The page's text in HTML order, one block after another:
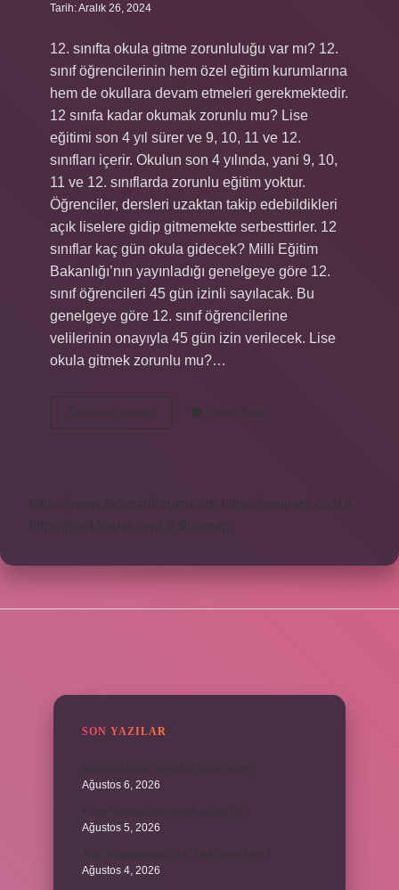
Tarih: Aralık 26, 2024
12. sınıfta okula gitme zorunluluğu var mı? 12.
sınıf öğrencilerinin hem özel eğitim kurumlarına
hem de okullara devam etmeleri gerekmektedir.
12 sınıfa kadar okumak zorunlu mu? Lise
eğitimi son 4 yıl sürer ve 9, 10, 11 ve 12.
sınıfları içerir. Okulun son 4 yılında, yani 9, 10,
11 ve 12. sınıflarda zorunlu eğitim yoktur.
Öğrenciler, dersleri uzaktan takip edebildikleri
açık liselere gidip gitmemekte serbesttirler. 12
sınıflar kaç gün okula gidecek? Milli Eğitim
Bakanlığı’nın yayınladığı genelgeye göre 12.
sınıf öğrencileri 45 gün izinli sayılacak. Bu
genelgeye göre 12. sınıf öğrencilerine
velilerinin onayıyla 45 gün izin verilecek. Lise
okula gitmek zorunlu mu?…
Devamını okuyun
Sınıflar
Yorum Bırak
https://www.teomanforum.com
https://vavyapi.com.tr
https://parkhayat.com.tr
Sitemap
SON YAZILAR
Ağustos 6, 2026
Ağustos 5, 2026
Ağustos 4, 2026